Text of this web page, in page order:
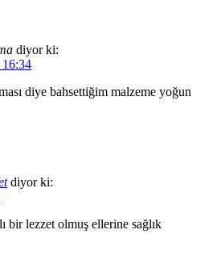
diyor ki:
diye bahsettiğim malzeme yoğun
diyor ki:
bir lezzet olmuş ellerine sağlık